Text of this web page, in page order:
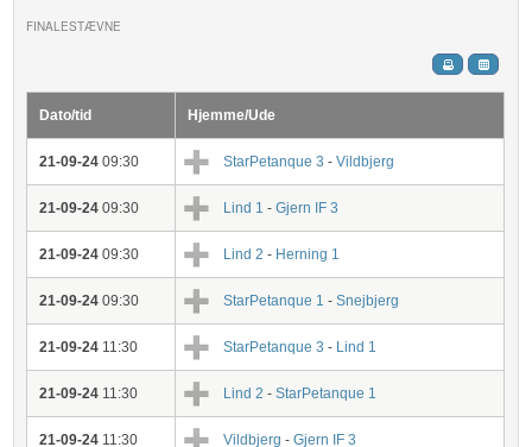
FINALESTÆVNE
Dato/tid Hjemme/Ude
21-09-24 09:30 StarPetanque 3 -Vildbjerg
21-09-24 09:30 Lind 1 -Gjern IF 3
21-09-24 09:30 Lind 2 - Herning 1
21-09-24 09:30 StarPetanque 1 -Snejbjerg
21-09-24 11:30 StarPetanque 3 - Lind 1
21-09-24 11:30 Lind 2 -StarPetanque 1
21-09-24 11:30 Vildbjerg-Gjern IF 3